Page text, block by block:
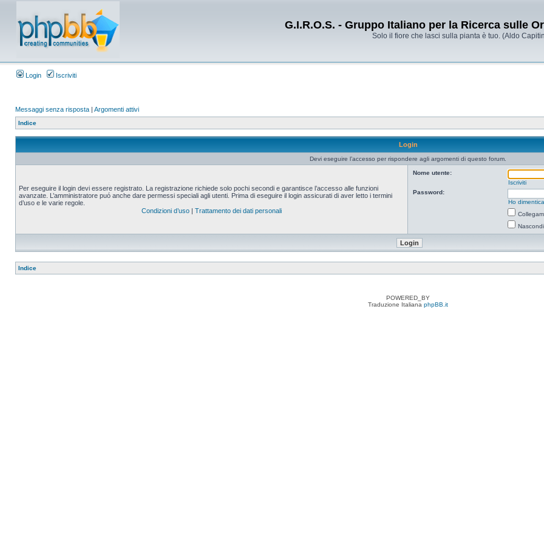
G.I.R.O.S. - Gruppo Italiano per la Ricerca sulle
Solo il fiore che lasci sulla pianta è tuo. (Aldo
Login Iscriviti
Messaggi senza risposta | Argomenti attivi
Indice
Login
Devi eseguire l’accesso per rispondere agli argomenti di questo forum.
Per eseguire il login devi essere registrato. La registrazione richiede solo pochi secondi e garantisce l’accesso alle funzioni
avanzate. L’amministratore puó anche dare permessi speciali agli utenti. Prima di eseguire il login assicurati di aver letto i termini
d’uso e le varie regole.
Condizioni d’uso | Trattamento dei dati personali
Nome utente:
Iscriviti
Password:
Ho
Indice
POWERED_BY
Traduzione Italiana phpBB.it